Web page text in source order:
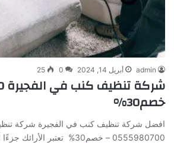
admin أبريل 14, 2024 0
25
خصم30%
افضل شركة تنظيف كنب في الفجيرة شركة
0555980700 – خصم30% تعتبر الأرائك جزءًا أساسيًا من أثاث…